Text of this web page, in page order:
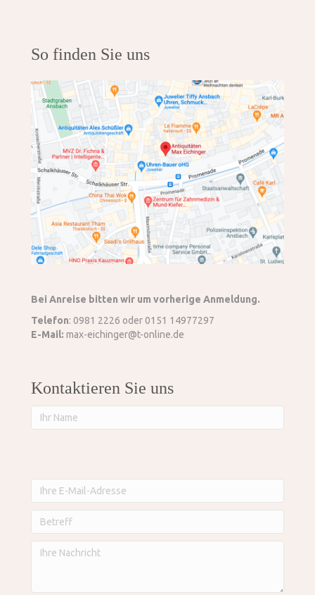
So finden Sie uns
Bei Anreise bitten wir um vorherige Anmeldung.
Telefon: 0981 2226 oder 0151 14977297
E-Mail: max-eichinger@t-online.de
Kontaktieren Sie uns